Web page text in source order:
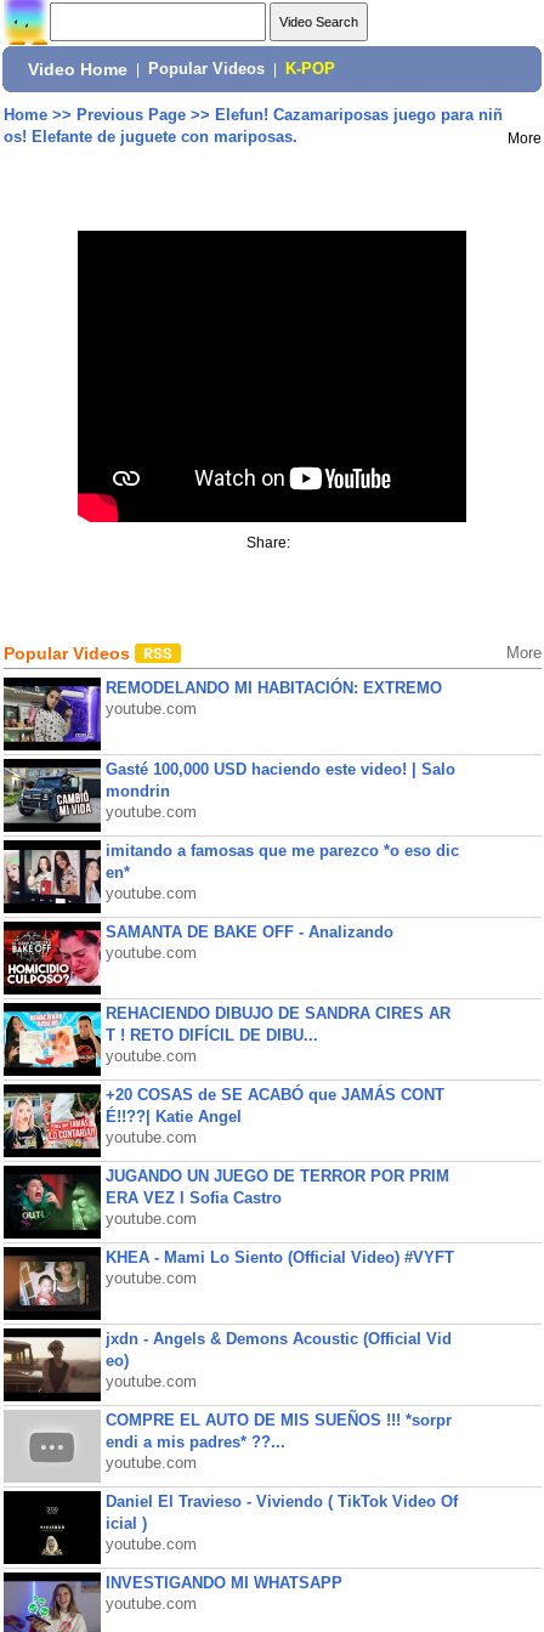
Video Home Popular Videos K-POP
Home>> Previous Page>> Elefun! Cazamariposas juego para niñ
os! Elefante de juguete con mariposas.
More
Share:
Popular Videos More
REMODELANDO MI HABITACIÓN: EXTREMO
youtube.com
Gasté 100,000 USD haciendo este video! | Salo
mondrin
youtube.com
imitando a famosas que me parezco *o eso dic
en*
youtube.com
SAMANTA DE BAKE OFF - Analizando
youtube.com
REHACIENDO DIBUJO DE SANDRA CIRES AR
T ! RETO DIFÍCIL DE DIBU...
youtube.com
+20 COSAS de SE ACABÓ que JAMÁS CONT
É!!??| Katie Angel
youtube.com
JUGANDO UN JUEGO DE TERROR POR PRIM
ERA VEZ l Sofia Castro
youtube.com
KHEA - Mami Lo Siento (Official Video) #VYFT
youtube.com
jxdn - Angels & Demons Acoustic (Official Vid
eo)
youtube.com
COMPRE EL AUTO DE MIS SUEÑOS !!! *sorpr
endi a mis padres* ??...
youtube.com
Daniel El Travieso - Viviendo ( TikTok Video Of
icial )
youtube.com
INVESTIGANDO MI WHATSAPP
youtube.com